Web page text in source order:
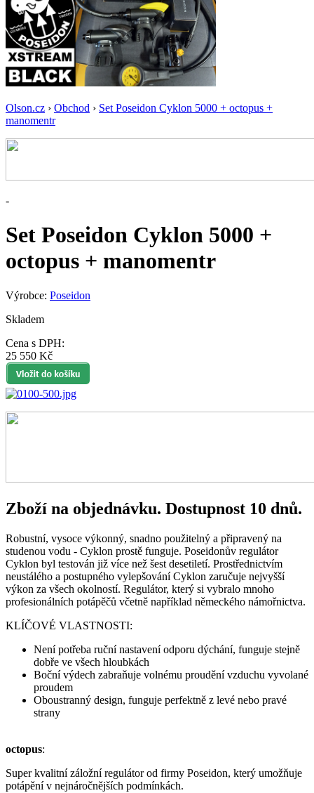
Olson.cz › Obchod › Set Poseidon Cyklon 5000 + octopus +
manomentr
-
Set Poseidon Cyklon 5000 +
octopus + manomentr
Výrobce: Poseidon
Skladem
Cena s DPH:
25 550 Kč
Zboží na objednávku. Dostupnost 10 dnů.
Robustní, vysoce výkonný, snadno použitelný a připravený na
studenou vodu - Cyklon prostě funguje. Poseidonův regulátor
Cyklon byl testován již více než šest desetiletí. Prostřednictvím
neustálého a postupného vylepšování Cyklon zaručuje nejvyšší
výkon za všech okolností. Regulátor, který si vybralo mnoho
profesionálních potápěčů včetně například německého námořnictva.
KLÍČOVÉ VLASTNOSTI:
Není potřeba ruční nastavení odporu dýchání, funguje stejně
dobře ve všech hloubkách
Boční výdech zabraňuje volnému proudění vzduchu vyvolané
proudem
Oboustranný design, funguje perfektně z levé nebo pravé
strany
octopus:
Super kvalitní záložní regulátor od firmy Poseidon, který umožňuje
potápění v nejnáročnějších podmínkách.